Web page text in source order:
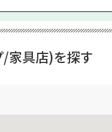
家具店)を探す